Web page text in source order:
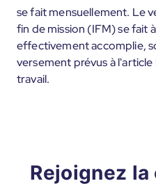
se fait mensuellement. Le
fin de mission (IFM) se fait
effectivement accomplie,
versement prévus à
travail.
Rejoignez